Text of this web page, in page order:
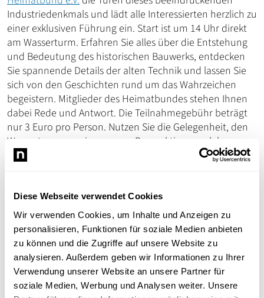
Diese Webseite verwendet Cookies
Wir verwenden Cookies, um Inhalte und Anzeigen zu
personalisieren, Funktionen für soziale Medien anbieten
zu können und die Zugriffe auf unsere Website zu
analysieren. Außerdem geben wir Informationen zu Ihrer
Verwendung unserer Website an unsere Partner für
soziale Medien, Werbung und Analysen weiter. Unsere
Industriedenkmals und lädt alle Interessierten herzlich zu
einer exklusiven Führung ein. Start ist um 14 Uhr direkt
am Wasserturm. Erfahren Sie alles über die Entstehung
und Bedeutung des historischen Bauwerks, entdecken
Sie spannende Details der alten Technik und lassen Sie
sich von den Geschichten rund um das Wahrzeichen
begeistern. Mitglieder des Heimatbundes stehen Ihnen
dabei Rede und Antwort. Die Teilnahmegebühr beträgt
nur 3 Euro pro Person. Nutzen Sie die Gelegenheit, den
Wasserturm aus einer neuen Perspektive zu erleben –
egal, ob Sie einheimisch sind oder die Region erkunden
Geschichte begeistern!
Willkommen beim Heimatbund Ladenburg e. V.